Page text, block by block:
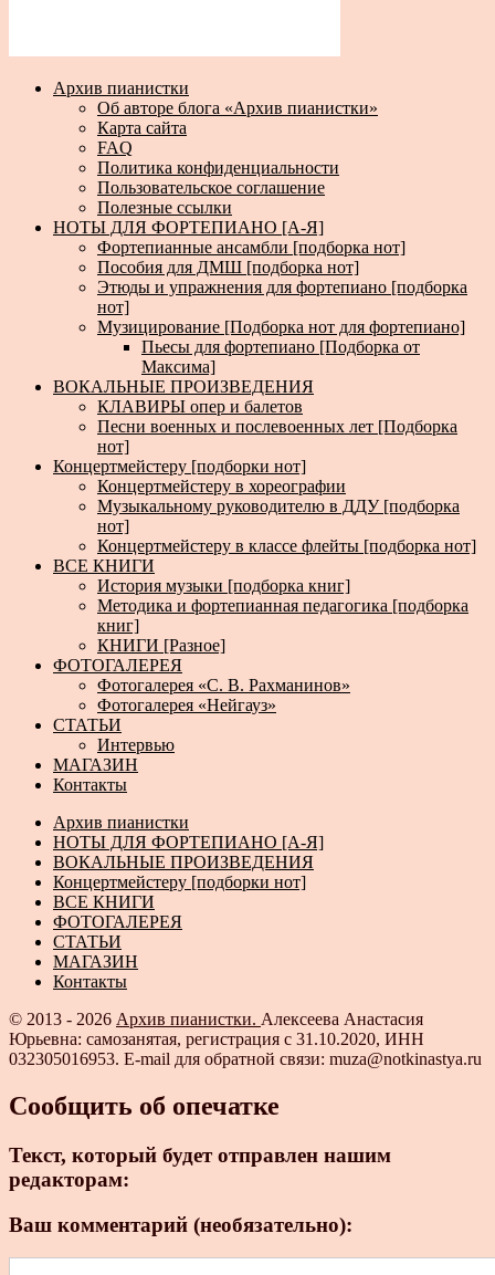
Архив пианистки
Об авторе блога «Архив пианистки»
Карта сайта
FAQ
Политика конфиденциальности
Пользовательское соглашение
Полезные ссылки
НОТЫ ДЛЯ ФОРТЕПИАНО [А-Я]
Фортепианные ансамбли [подборка нот]
Пособия для ДМШ [подборка нот]
Этюды и упражнения для фортепиано [подборка
нот]
Музицирование [Подборка нот для фортепиано]
Пьесы для фортепиано [Подборка от
Максима]
ВОКАЛЬНЫЕ ПРОИЗВЕДЕНИЯ
КЛАВИРЫ опер и балетов
Песни военных и послевоенных лет [Подборка
нот]
Концертмейстеру [подборки нот]
Концертмейстеру в хореографии
Музыкальному руководителю в ДДУ [подборка
нот]
Концертмейстеру в классе флейты [подборка нот]
ВСЕ КНИГИ
История музыки [подборка книг]
Методика и фортепианная педагогика [подборка
книг]
КНИГИ [Разное]
ФОТОГАЛЕРЕЯ
Фотогалерея «С. В. Рахманинов»
Фотогалерея «Нейгауз»
СТАТЬИ
Интервью
МАГАЗИН
Контакты
Архив пианистки
НОТЫ ДЛЯ ФОРТЕПИАНО [А-Я]
ВОКАЛЬНЫЕ ПРОИЗВЕДЕНИЯ
Концертмейстеру [подборки нот]
ВСЕ КНИГИ
ФОТОГАЛЕРЕЯ
СТАТЬИ
МАГАЗИН
Контакты
© 2013 - 2026 Архив пианистки. Алексеева Анастасия
Юрьевна: самозанятая, регистрация с 31.10.2020, ИНН
032305016953. E-mail для обратной связи: muza@notkinastya.ru
Сообщить об опечатке
Текст, который будет отправлен нашим
редакторам:
Ваш комментарий (необязательно):